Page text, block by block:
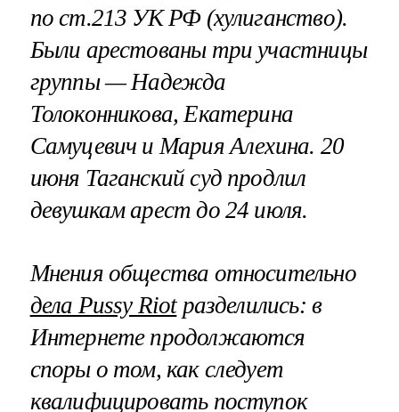
по ст.213 УК РФ (хулиганство).
Были арестованы три участницы
группы — Надежда
Толоконникова, Екатерина
Самуцевич и Мария Алехина. 20
июня Таганский суд продлил
девушкам арест до 24 июля.
Мнения общества относительно
дела Pussy Riotразделились: в
Интернете продолжаются
споры о том, как следует
квалифицировать поступок